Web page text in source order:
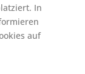
In
auf